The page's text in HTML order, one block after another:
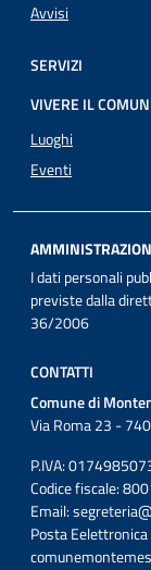
Avvisi
SERVIZI
VIVERE IL
Luoghi
Eventi
I dati personali
previste dalla
36/2006
CONTATTI
Comune di
Via Roma 23 -
P.IVA:
Codice fiscale:
Email:
Posta